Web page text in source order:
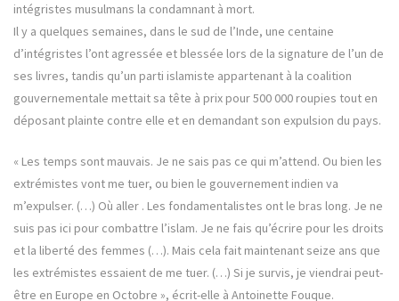
intégristes musulmans la condamnant à mort.
Il y a quelques semaines, dans le sud de l’Inde, une centaine
d’intégristes l’ont agressée et blessée lors de la signature de l’un de
ses livres, tandis qu’un parti islamiste appartenant à la coalition
gouvernementale mettait sa tête à prix pour 500 000 roupies tout en
déposant plainte contre elle et en demandant son expulsion du pays.
« Les temps sont mauvais. Je ne sais pas ce qui m’attend. Ou bien les
extrémistes vont me tuer, ou bien le gouvernement indien va
m’expulser. (…) Où aller . Les fondamentalistes ont le bras long. Je ne
suis pas ici pour combattre l’islam. Je ne fais qu’écrire pour les droits
et la liberté des femmes (…). Mais cela fait maintenant seize ans que
les extrémistes essaient de me tuer. (…) Si je survis, je viendrai peut-
être en Europe en Octobre », écrit-elle à Antoinette Fouque.